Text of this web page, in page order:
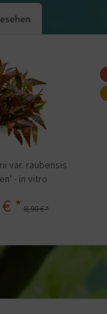
var. raubensis
- in vitro
* 8,90 € *